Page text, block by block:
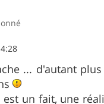
... d'autant
est un fait, une